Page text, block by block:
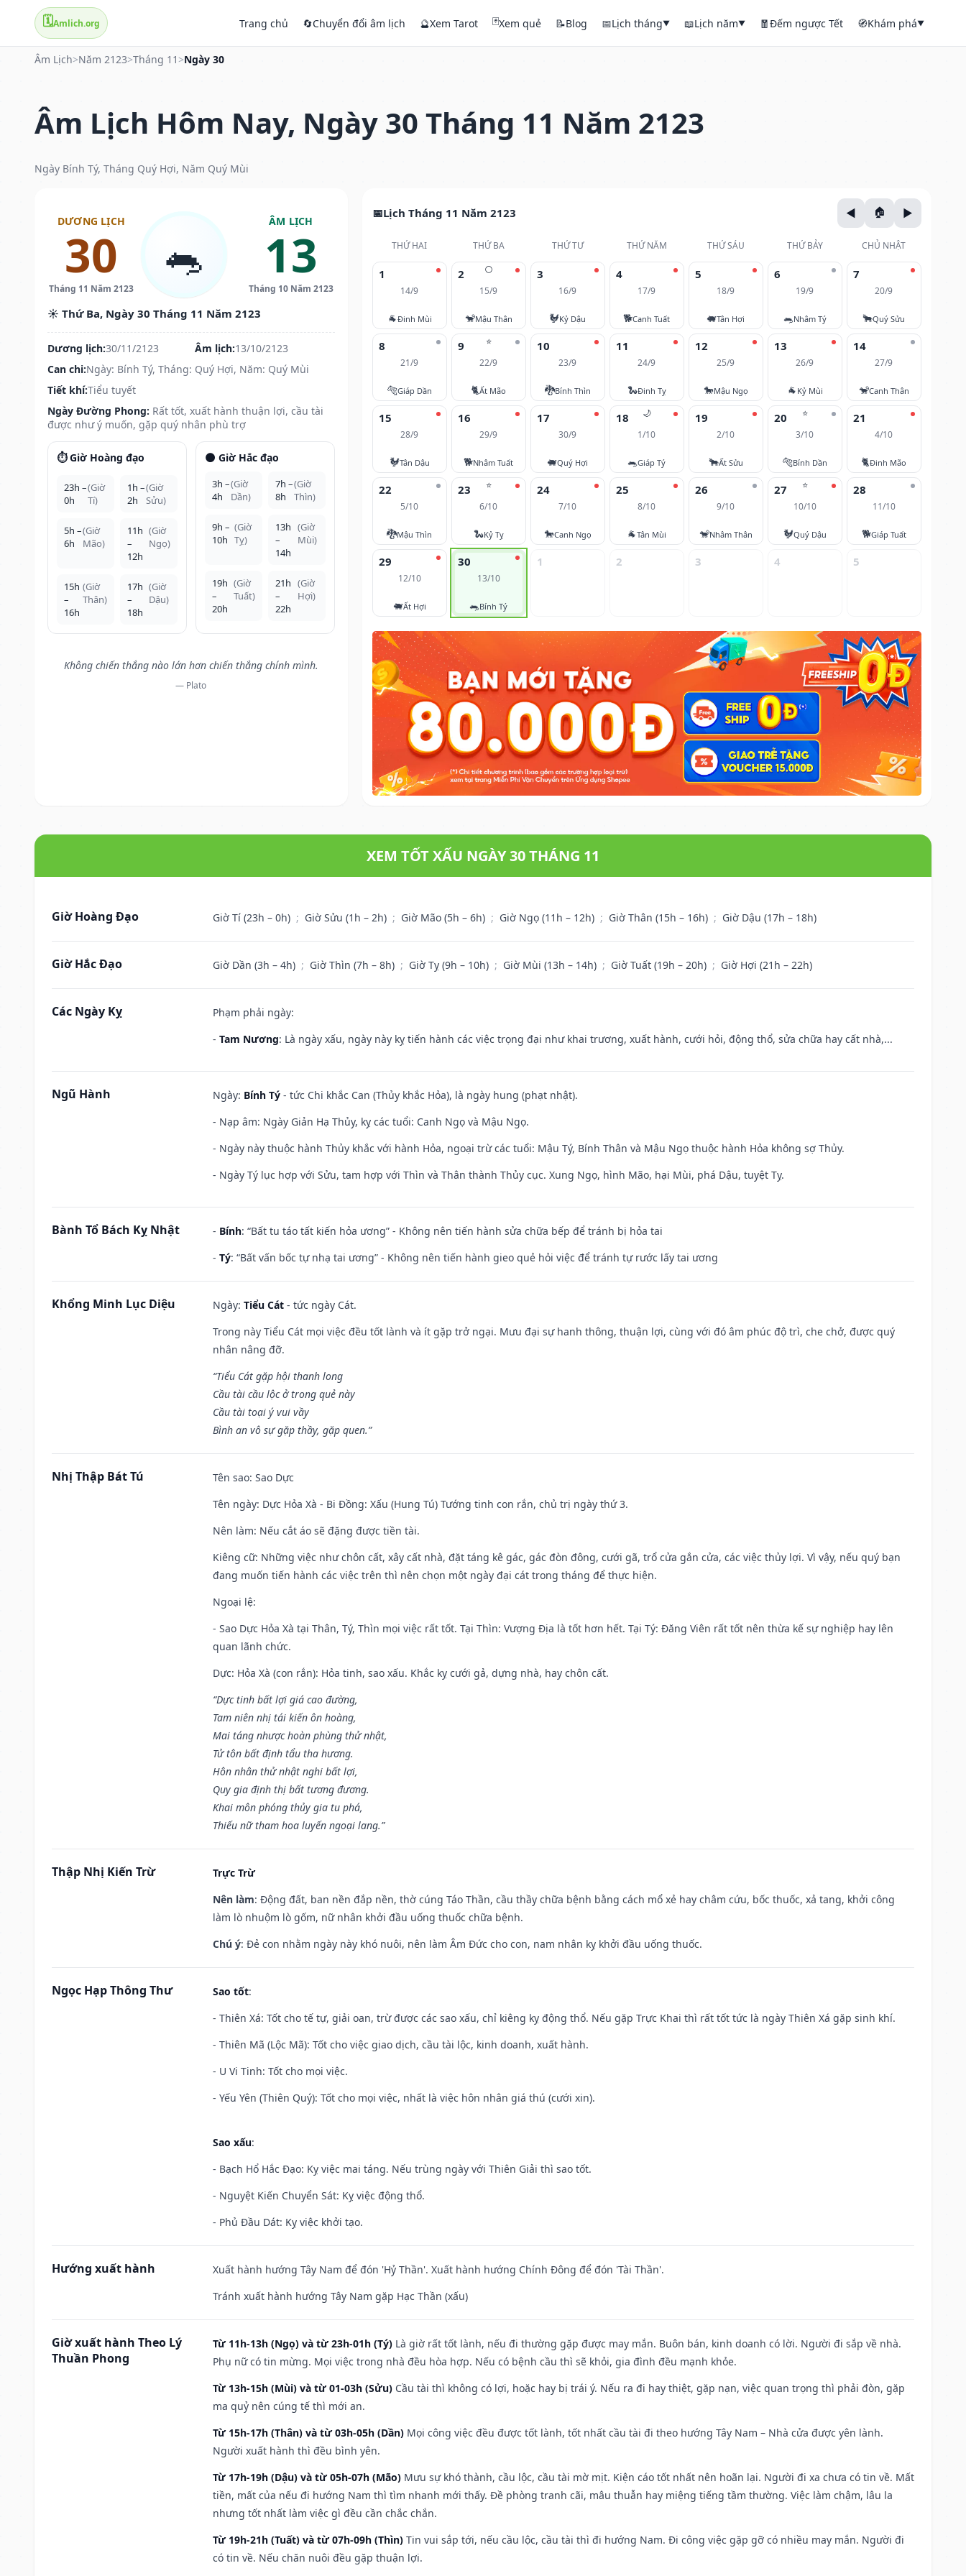
🗓️Amlich.org Trang chủ 🔄Chuyển đổi âm lịch 🔮Xem Tarot 🃏Xem quẻ 📝Blog 📅Lịch tháng▼ 📖Lịch năm▼ 🧧Đếm ngược Tết 🧭Khám phá▼
Âm Lịch>Năm 2123>Tháng 11 >Ngày 30
Âm Lịch Hôm Nay, Ngày 30 Tháng 11 Năm 2123
Ngày Bính Tý, Tháng Quý Hợi, Năm Quý Mùi
DƯƠNG LỊCH
30
Tháng 11 Năm 2123
🐀
ÂM LỊCH
13
Tháng 10 Năm 2123
☀️ Thứ Ba, Ngày 30 Tháng 11 Năm 2123
Dương lịch:30/11/2123 Âm lịch:13/10/2123
Can chi:Ngày: Bính Tý, Tháng: Quý Hợi, Năm: Quý Mùi
Tiết khí:Tiểu tuyết
Ngày Đường Phong: Rất tốt, xuất hành thuận lợi, cầu tài
được như ý muốn, gặp quý nhân phù trợ
⏱️ Giờ Hoàng đạo
23h –
0h
(Giờ
Tí)
1h –
2h
(Giờ
Sửu)
5h –
6h
(Giờ
Mão)
11h
–
12h
(Giờ
Ngọ)
15h
–
16h
(Giờ
Thân)
17h
–
18h
(Giờ
Dậu)
🌑 Giờ Hắc đạo
3h –
4h
(Giờ
Dần)
7h –
8h
(Giờ
Thìn)
9h –
10h
(Giờ
Tỵ)
13h
–
14h
(Giờ
Mùi)
19h
–
20h
(Giờ
Tuất)
21h
–
22h
(Giờ
Hợi)
Không chiến thắng nào lớn hơn chiến thắng chính mình.
— Plato
Lịch Tháng 11 Năm 2123
THỨ HAI THỨ BA THỨ TƯ THỨ NĂM THỨ SÁU THỨ BẢY CHỦ NHẬT
1
14/9
🐐Đinh Mùi
🌕
2
15/9
🐒Mậu Thân
3
16/9
🐓Kỷ Dậu
4
17/9
🐕Canh Tuất
5
18/9
🐖Tân Hợi
6
19/9
🐀Nhâm Tý
7
20/9
🐂Quý Sửu
8
21/9
🐅Giáp Dần
⭐
9
22/9
🐈Ất Mão
10
23/9
🐉Bính Thìn
11
24/9
🐍Đinh Tỵ
12
25/9
🐎Mậu Ngọ
13
26/9
🐐 Kỷ Mùi
14
27/9
🐒Canh Thân
15
28/9
🐓Tân Dậu
16
29/9
🐕Nhâm Tuất
17
30/9
🐖Quý Hợi
🌙
18
1/10
🐀Giáp Tý
19
2/10
🐂Ất Sửu
⭐
20
3/10
🐅Bính Dần
21
4/10
🐈Đinh Mão
22
5/10
🐉Mậu Thìn
⭐
23
6/10
🐍Kỷ Tỵ
24
7/10
🐎Canh Ngọ
25
8/10
🐐Tân Mùi
26
9/10
🐒Nhâm Thân
⭐
27
10/10
🐓Quý Dậu
28
11/10
🐕Giáp Tuất
29
12/10
🐖Ất Hợi
30
13/10
🐀Bính Tý
1 2 3 4 5
XEM TỐT XẤU NGÀY 30 THÁNG 11
Giờ Hoàng Đạo Giờ Tí (23h – 0h) ; Giờ Sửu (1h – 2h) ; Giờ Mão (5h – 6h) ; Giờ Ngọ (11h – 12h) ; Giờ Thân (15h – 16h) ; Giờ Dậu (17h – 18h)
Giờ Hắc Đạo Giờ Dần (3h – 4h) ; Giờ Thìn (7h – 8h) ; Giờ Tỵ (9h – 10h) ; Giờ Mùi (13h – 14h) ; Giờ Tuất (19h – 20h) ; Giờ Hợi (21h – 22h)
Các Ngày Kỵ
Phạm phải ngày:
- Tam Nương: Là ngày xấu, ngày này kỵ tiến hành các việc trọng đại như khai trương, xuất hành, cưới hỏi, động thổ, sửa chữa hay cất nhà,...
Ngũ Hành Ngày: Bính Tý - tức Chi khắc Can (Thủy khắc Hỏa), là ngày hung (phạt nhật).
- Nạp âm: Ngày Giản Hạ Thủy, kỵ các tuổi: Canh Ngọ và Mậu Ngọ.
- Ngày này thuộc hành Thủy khắc với hành Hỏa, ngoại trừ các tuổi: Mậu Tý, Bính Thân và Mậu Ngọ thuộc hành Hỏa không sợ Thủy.
- Ngày Tý lục hợp với Sửu, tam hợp với Thìn và Thân thành Thủy cục. Xung Ngọ, hình Mão, hại Mùi, phá Dậu, tuyệt Tỵ.
Bành Tổ Bách Kỵ Nhật - Bính: “Bất tu táo tất kiến hỏa ương” - Không nên tiến hành sửa chữa bếp để tránh bị hỏa tai
- Tý: “Bất vấn bốc tự nhạ tai ương” - Không nên tiến hành gieo quẻ hỏi việc để tránh tự rước lấy tai ương
Khổng Minh Lục Diệu Ngày: Tiểu Cát - tức ngày Cát.
Trong này Tiểu Cát mọi việc đều tốt lành và ít gặp trở ngại. Mưu đại sự hanh thông, thuận lợi, cùng với đó âm phúc độ trì, che chở, được quý
nhân nâng đỡ.
“Tiểu Cát gặp hội thanh long
Cầu tài cầu lộc ở trong quẻ này
Cầu tài toại ý vui vầy
Bình an vô sự gặp thầy, gặp quen.”
Nhị Thập Bát Tú Tên sao: Sao Dực
Tên ngày: Dực Hỏa Xà - Bi Đồng: Xấu (Hung Tú) Tướng tinh con rắn, chủ trị ngày thứ 3.
Nên làm: Nếu cắt áo sẽ đặng được tiền tài.
Kiêng cữ: Những việc như chôn cất, xây cất nhà, đặt táng kê gác, gác đòn đông, cưới gã, trổ cửa gắn cửa, các việc thủy lợi. Vì vậy, nếu quý bạn
đang muốn tiến hành các việc trên thì nên chọn một ngày đại cát trong tháng để thực hiện.
Ngoại lệ:
- Sao Dực Hỏa Xà tại Thân, Tý, Thìn mọi việc rất tốt. Tại Thìn: Vượng Địa là tốt hơn hết. Tại Tý: Đăng Viên rất tốt nên thừa kế sự nghiệp hay lên
quan lãnh chức.
Dực: Hỏa Xà (con rắn): Hỏa tinh, sao xấu. Khắc kỵ cưới gả, dựng nhà, hay chôn cất.
“Dực tinh bất lợi giá cao đường,
Tam niên nhị tái kiến ôn hoàng,
Mai táng nhược hoàn phùng thử nhật,
Tử tôn bất định tẩu tha hương.
Hôn nhân thử nhật nghi bất lợi,
Quy gia định thị bất tương đương.
Khai môn phóng thủy gia tu phá,
Thiếu nữ tham hoa luyến ngoại lang.”
Thập Nhị Kiến Trừ
Trực Trừ
Nên làm: Động đất, ban nền đắp nền, thờ cúng Táo Thần, cầu thầy chữa bệnh bằng cách mổ xẻ hay châm cứu, bốc thuốc, xả tang, khởi công
làm lò nhuộm lò gốm, nữ nhân khởi đầu uống thuốc chữa bệnh.
Chú ý: Đẻ con nhằm ngày này khó nuôi, nên làm Âm Đức cho con, nam nhân kỵ khởi đầu uống thuốc.
Ngọc Hạp Thông Thư Sao tốt:
- Thiên Xá: Tốt cho tế tự, giải oan, trừ được các sao xấu, chỉ kiêng kỵ động thổ. Nếu gặp Trực Khai thì rất tốt tức là ngày Thiên Xá gặp sinh khí.
- Thiên Mã (Lộc Mã): Tốt cho việc giao dịch, cầu tài lộc, kinh doanh, xuất hành.
- U Vi Tinh: Tốt cho mọi việc.
- Yếu Yên (Thiên Quý): Tốt cho mọi việc, nhất là việc hôn nhân giá thú (cưới xin).
Sao xấu:
- Bạch Hổ Hắc Đạo: Kỵ việc mai táng. Nếu trùng ngày với Thiên Giải thì sao tốt.
- Nguyệt Kiến Chuyển Sát: Kỵ việc động thổ.
- Phủ Đầu Dát: Kỵ việc khởi tạo.
Hướng xuất hành
Xuất hành hướng Tây Nam để đón 'Hỷ Thần'. Xuất hành hướng Chính Đông để đón 'Tài Thần'.
Tránh xuất hành hướng Tây Nam gặp Hạc Thần (xấu)
Giờ xuất hành Theo Lý
Thuần Phong
Từ 11h-13h (Ngọ) và từ 23h-01h (Tý) Là giờ rất tốt lành, nếu đi thường gặp được may mắn. Buôn bán, kinh doanh có lời. Người đi sắp về nhà.
Phụ nữ có tin mừng. Mọi việc trong nhà đều hòa hợp. Nếu có bệnh cầu thì sẽ khỏi, gia đình đều mạnh khỏe.
Từ 13h-15h (Mùi) và từ 01-03h (Sửu) Cầu tài thì không có lợi, hoặc hay bị trái ý. Nếu ra đi hay thiệt, gặp nạn, việc quan trọng thì phải đòn, gặp
ma quỷ nên cúng tế thì mới an.
Từ 15h-17h (Thân) và từ 03h-05h (Dần) Mọi công việc đều được tốt lành, tốt nhất cầu tài đi theo hướng Tây Nam – Nhà cửa được yên lành.
Người xuất hành thì đều bình yên.
Từ 17h-19h (Dậu) và từ 05h-07h (Mão) Mưu sự khó thành, cầu lộc, cầu tài mờ mịt. Kiện cáo tốt nhất nên hoãn lại. Người đi xa chưa có tin về. Mất
tiền, mất của nếu đi hướng Nam thì tìm nhanh mới thấy. Đề phòng tranh cãi, mâu thuẫn hay miệng tiếng tầm thường. Việc làm chậm, lâu la
nhưng tốt nhất làm việc gì đều cần chắc chắn.
Từ 19h-21h (Tuất) và từ 07h-09h (Thìn) Tin vui sắp tới, nếu cầu lộc, cầu tài thì đi hướng Nam. Đi công việc gặp gỡ có nhiều may mắn. Người đi
có tin về. Nếu chăn nuôi đều gặp thuận lợi.